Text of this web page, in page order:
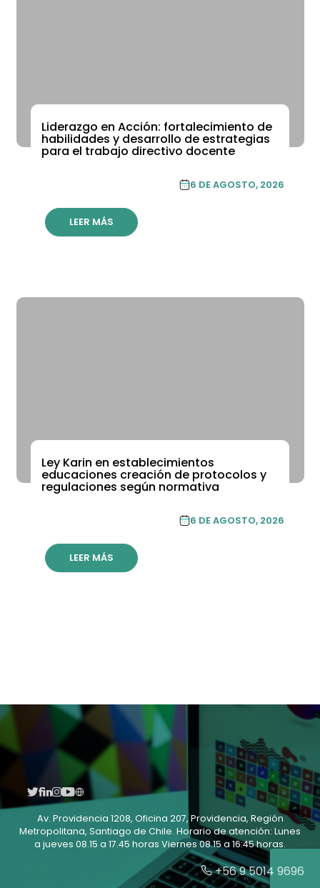
ACADEMIA DE FORMACIÓN CONTINUA
Liderazgo en Acción: fortalecimiento de
habilidades y desarrollo de estrategias
para el trabajo directivo docente
6 DE AGOSTO, 2026
LEER MÁS
ACADEMIA DE FORMACIÓN CONTINUA
Ley Karin en establecimientos
educaciones creación de protocolos y
regulaciones según normativa
6 DE AGOSTO, 2026
LEER MÁS
Av. Providencia 1208, Oficina 207, Providencia, Región
Metropolitana, Santiago de Chile. Horario de atención: Lunes
a jueves 08.15 a 17.45 horas Viernes 08.15 a 16:45 horas.
+56 9 5014 9696